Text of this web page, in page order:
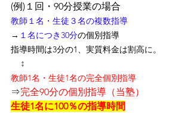
(例)１回・90分授業の場合
教師１名・生徒３名の複数指導
→ １名につき30分の個別指導
指導時間は3分の1、 実質料金は割高に。
↕
教師1名・生徒1名の完全個別指導
⇒完全90分の個別指導（当塾）
生徒1名に100％の指導時間